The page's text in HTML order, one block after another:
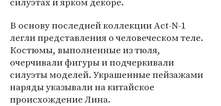
В основу последней коллекции Act-N-1
легли представления о человеческом теле.
Костюмы, выполненные из тюля,
очерчивали фигуры и подчеркивали
силуэты моделей. Украшенные пейзажами
наряды указывали на китайское
происхождение Лина.